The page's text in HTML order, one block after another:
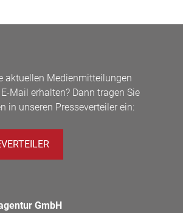
aktuellen Medienmitteilungen
Mail erhalten? Dann tragen Sie
in unseren Presseverteiler ein:
GmbH